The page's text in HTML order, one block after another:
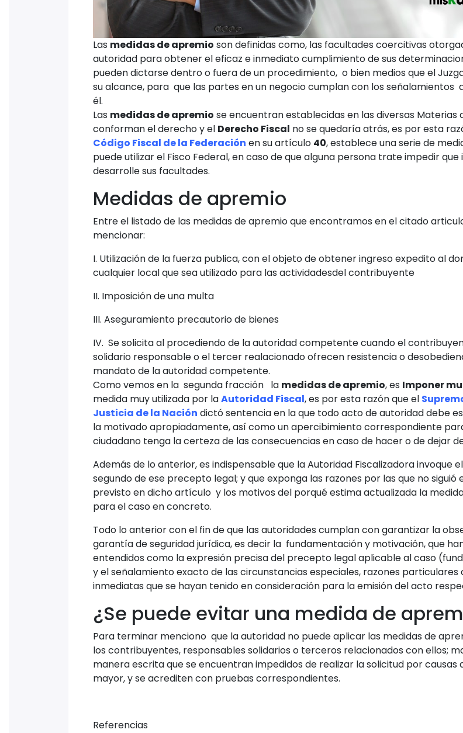
Las medidas de apremio son definidas como, las facultades coercitivas
autoridad para obtener el eficaz e inmediato cumplimiento de sus
pueden dictarse dentro o fuera de un procedimiento, o bien medios que el
su alcance, para que las partes en un negocio cumplan con los señalamientos
él.
Las medidas de apremio se encuentran establecidas en las diversas Materias
conforman el derecho y el Derecho Fiscal no se quedaría atrás, es por esta
Código Fiscal de la Federación en su artículo 40, establece una serie de
puede utilizar el Fisco Federal, en caso de que alguna persona trate impedir que
desarrolle sus facultades.
Medidas de apremio
Entre el listado de las medidas de apremio que encontramos en el citado
mencionar:
I. Utilización de la fuerza publica, con el objeto de obtener ingreso expedito al
cualquier local que sea utilizado para las actividadesdel contribuyente
II. Imposición de una multa
III. Aseguramiento precautorio de bienes
IV. Se solicita al procediendo de la autoridad competente cuando el
solidario responsable o el tercer realacionado ofrecen resistencia o
mandato de la autoridad competente.
Como vemos en la segunda fracción la medidas de apremio, es Imponer
medida muy utilizada por laAutoridad Fiscal, es por esta razón que el
Justicia de la Nación dictó sentencia en la que todo acto de autoridad debe
la motivado apropiadamente, así como un apercibimiento correspondiente
ciudadano tenga la certeza de las consecuencias en caso de hacer o de dejar
Además de lo anterior, es indispensable que la Autoridad Fiscalizadora invoque
segundo de ese precepto legal; y que exponga las razones por las que no siguió
previsto en dicho artículo y los motivos del porqué estima actualizada la
para el caso en concreto.
Todo lo anterior con el fin de que las autoridades cumplan con garantizar la
garantía de seguridad jurídica, es decir la fundamentación y motivación, que
entendidos como la expresión precisa del precepto legal aplicable al caso
y el señalamiento exacto de las circunstancias especiales, razones particulares
inmediatas que se hayan tenido en consideración para la emisión del acto
¿Se puede evitar una medida de
Para terminar menciono que la autoridad no puede aplicar las medidas de
los contribuyentes, responsables solidarios o terceros relacionados con ellos;
manera escrita que se encuentran impedidos de realizar la solicitud por causas
mayor, y se acrediten con pruebas correspondientes.
Referencias